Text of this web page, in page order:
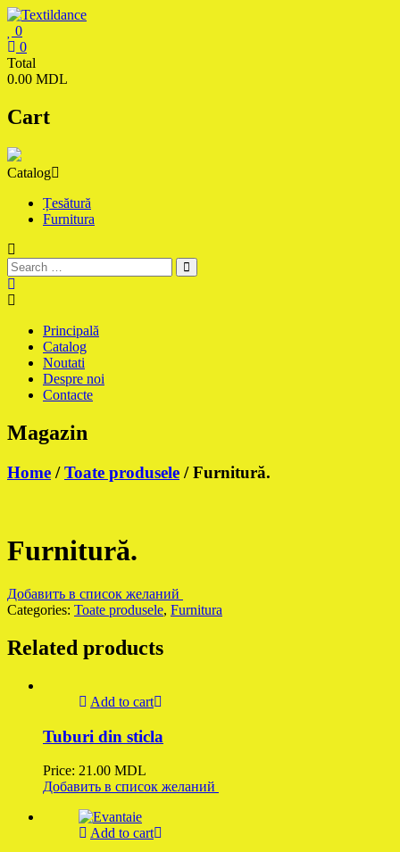
Skip
to
content
Textildance.md
0
0
Total
0.00 MDL
Cart
Catalog
Țesătură
Furnitura
Principală
Catalog
Noutati
Despre noi
Contacte
Magazin
Home /Toate produsele / Furnitură.
Furnitură.
Добавить в список желаний
Categories: Toate produsele, Furnitura
Related products
Add to cart
Tuburi din sticla
Price: 21.00 MDL
Добавить в список желаний
Add to cart